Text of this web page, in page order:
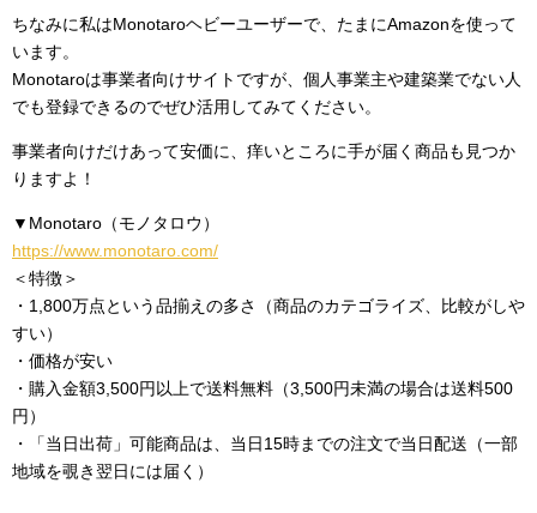
ちなみに私はMonotaroヘビーユーザーで、たまにAmazonを使って
います。
Monotaroは事業者向けサイトですが、個人事業主や建築業でない人
でも登録できるのでぜひ活用してみてください。
事業者向けだけあって安価に、痒いところに手が届く商品も見つか
りますよ！
▼Monotaro（モノタロウ）
https://www.monotaro.com/
＜特徴＞
・1,800万点という品揃えの多さ（商品のカテゴライズ、比較がしや
すい）
・価格が安い
・購入金額3,500円以上で送料無料（3,500円未満の場合は送料500
円）
・「当日出荷」可能商品は、当日15時までの注文で当日配送（一部
地域を覗き翌日には届く）